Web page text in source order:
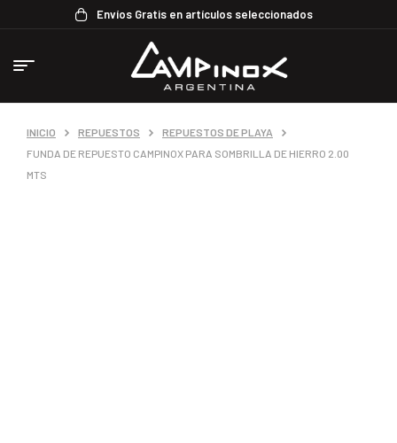
Envíos Gratis en artículos seleccionados
INICIO REPUESTOS
REPUESTOS DE PLAYA
FUNDA DE REPUESTO CAMPINOX PARA SOMBRILLA DE HIERRO 2.00
MTS